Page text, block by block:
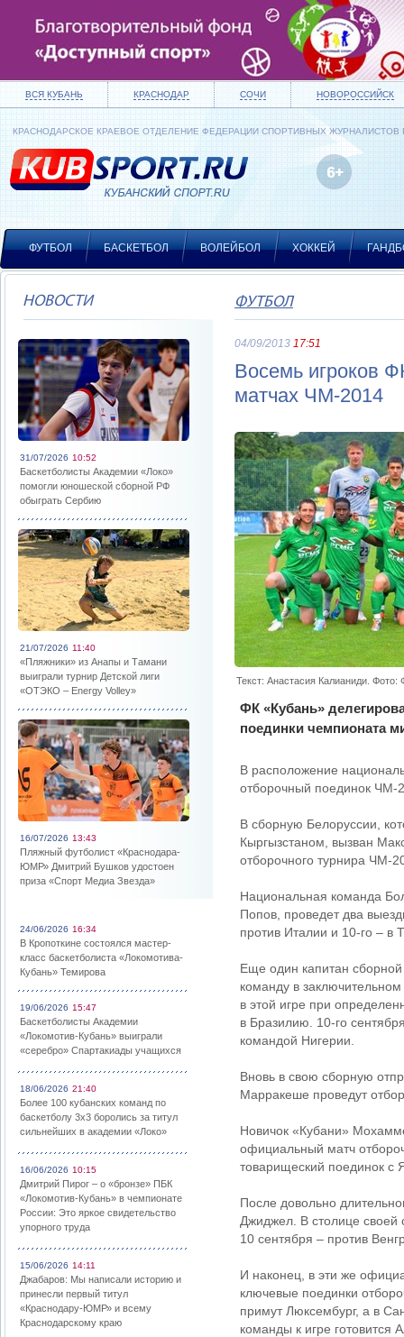
ВСЯ КУБАНЬ КРАСНОДАР СОЧИ НОВОРОССИЙСК
КРАСНОДАРСКОЕ КРАЕВОЕ ОТДЕЛЕНИЕ ФЕДЕРАЦИИ СПОРТИВНЫХ ЖУРНАЛИСТОВ
ФУТБОЛ БАСКЕТБОЛ ВОЛЕЙБОЛ ХОККЕЙ
НОВОСТИ
31/07/2026 10:52
Баскетболисты Академии «Локо»
помогли юношеской сборной РФ
обыграть Сербию
21/07/2026 11:40
«Пляжники» из Анапы и Тамани
выиграли турнир Детской лиги
«ОТЭКО – Energy Volley»
16/07/2026 13:43
Пляжный футболист «Краснодара-
ЮМР» Дмитрий Бушков удостоен
приза «Спорт Медиа Звезда»
24/06/2026 16:34
В Кропоткине состоялся мастер-
класс баскетболиста «Локомотива-
Кубань» Темирова
19/06/2026 15:47
Баскетболисты Академии
«Локомотив-Кубань» выиграли
«серебро» Спартакиады учащихся
18/06/2026 21:40
Более 100 кубанских команд по
баскетболу 3х3 боролись за титул
сильнейших в академии «Локо»
16/06/2026 10:15
Дмитрий Пирог – о «бронзе» ПБК
«Локомотив-Кубань» в чемпионате
России: Это яркое свидетельство
упорного труда
15/06/2026 14:11
Джабаров: Мы написали историю и
принесли первый титул
«Краснодару-ЮМР» и всему
Краснодарскому краю
ФУТБОЛ
04/09/2013 17:51
Восемь игроков
матчах ЧМ-2014
Текст: Анастасия Калианиди. Фото:
ФК «Кубань»
поединки чемпионата
В расположение
отборочный поединок ЧМ-
В сборную Белоруссии,
Кыргызстаном, вызван
отборочного турнира ЧМ-
Национальная команда
Попов, проведет два
против Италии и 10-го – в
Еще один капитан
команду в
в этой игре при
в Бразилию. 10-го
командой Нигерии.
Вновь в свою сборную
Марракеше проведут
Новичок «Кубани»
официальный матч
товарищеский поединок с
После довольно
Джиджел. В столице своей
10 сентября – против
И наконец, в эти же
ключевые поединки
примут Люксембург, а в
команды к игре готовится